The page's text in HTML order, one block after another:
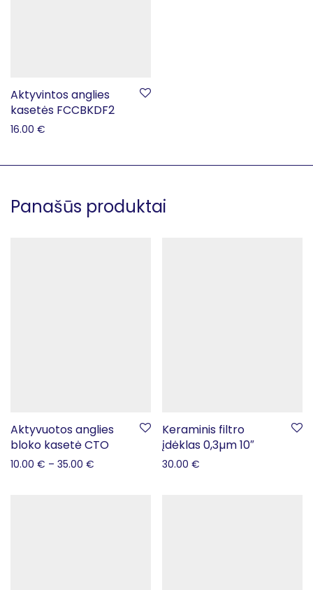
Aktyvintos anglies
kasetės FCCBKDF2
16.00 €
Panašūs produktai
Aktyvuotos anglies
bloko kasetė CTO
10.00 € – 35.00 €
Keraminis filtro
įdėklas 0,3µm 10″
30.00 €